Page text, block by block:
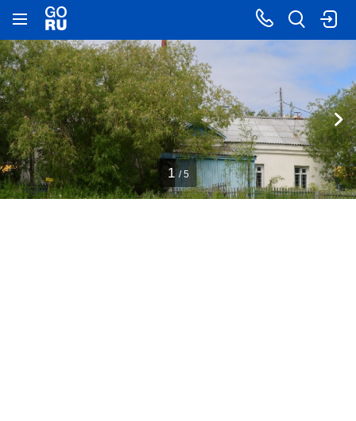
1 / 5